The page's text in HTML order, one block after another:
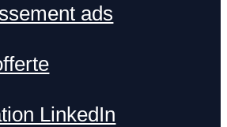
ads
LinkedIn